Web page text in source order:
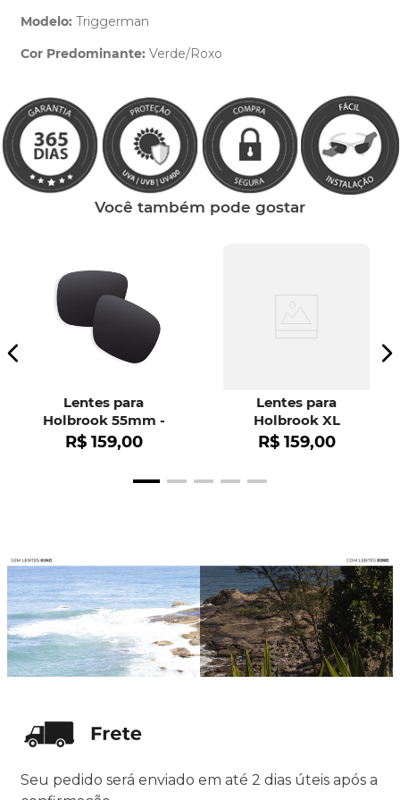
Modelo: Triggerman
Cor Predominante: Verde/Roxo
Você também pode gostar
Lentes para
Holbrook 55mm -
OO9102
R$ 159,00
Lentes para
Holbrook XL
R$ 159,00
Seu pedido será enviado em até 2 dias úteis após a